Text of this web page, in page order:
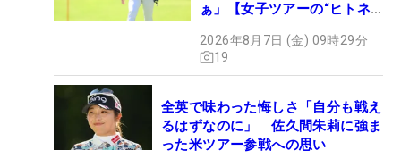
ぁ」【女子ツアーの“ヒトネ
2026年8月7日 (金) 09時29分
19
全英で味わった悔しさ「自分も戦え
るはずなのに」 佐久間朱莉に強ま
った米ツアー参戦への思い